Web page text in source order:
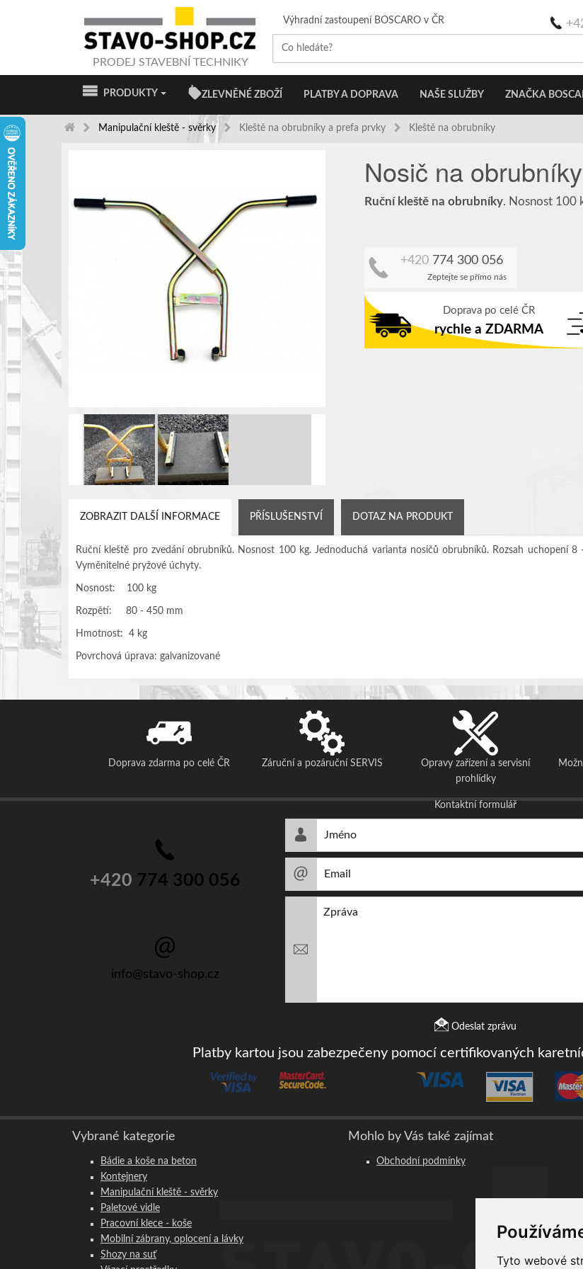
Tyto webové
PRODEJ STAVEBNÍ TECHNIKY
Výhradní zastoupení BOSCARO v ČR
PRODUKTY ZLEVNĚNÉ ZBOŽÍ PLATBY A DOPRAVA NAŠE SLUŽBY ZNAČKA
Manipulační kleště - svěrky Kleště na obrubníky a prefa prvky Kleště na obrubníky
Nosič na
Ruční kleště na obrubníky. Nosnost 100
+420 774 300 056
Zeptejte se přímo nás
Doprava po celé ČR
rychle a ZDARMA
ZOBRAZIT DALŠÍ INFORMACE PŘÍSLUŠENSTVÍ DOTAZ NA PRODUKT
Ruční kleště pro zvedání obrubníků. Nosnost 100 kg. Jednoduchá varianta nosičů obrubníků. Rozsah uchopení
Vyměnitelné pryžové úchyty.
Nosnost: 100 kg
Rozpětí: 80 - 450 mm
Hmotnost: 4 kg
Povrchová úprava: galvanizované
Doprava zdarma po celé ČR Záruční a pozáruční SERVIS
Opravy zařízení a servisní
prohlídky
+420 774 300 056
info@stavo-shop.cz
Kontaktní formulář
Odeslat zprávu
Platby kartou jsou zabezpečeny pomocí certifikovaných
Vybrané kategorie
Bádie a koše na beton
Kontejnery
Manipulační kleště - svěrky
Paletové vidle
Pracovní klece - koše
Mobilní zábrany, oplocení a lávky
Shozy na suť
Mohlo by Vás také zajímat
Obchodní podmínky